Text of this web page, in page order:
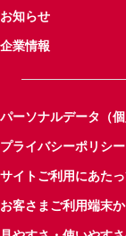
お知らせ
企業情報
パーソナルデータ（
プライバシーポリシー
サイトご利用にあた
お客さまご利用端末